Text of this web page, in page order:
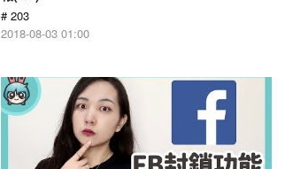
# 203
2018-08-03 01:00